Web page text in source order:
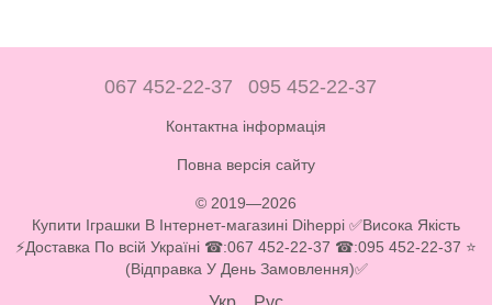
067 452-22-37 095 452-22-37
Контактна інформація
Повна версія сайту
© 2019—2026
Купити Іграшки В Інтернет-магазині Diheppi ✅Висока Якість
⚡Доставка По всій Україні ☎:067 452-22-37 ☎:095 452-22-37 ⭐
(Відправка У День Замовлення)✅